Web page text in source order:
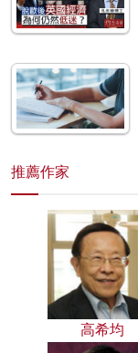
推薦作家
高希均